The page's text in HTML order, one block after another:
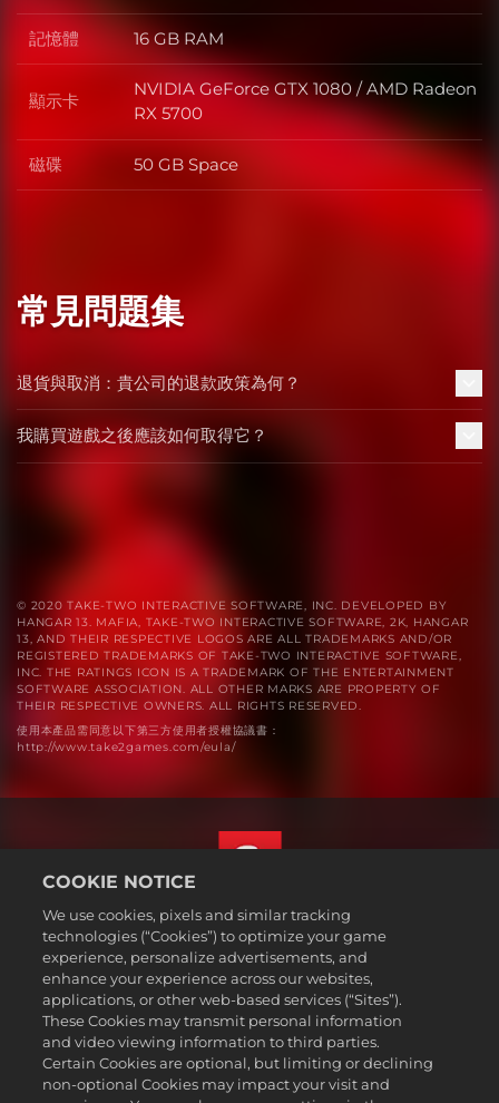
記憶體 記憶體
16 GB RAM
顯示卡 顯示卡
NVIDIA GeForce GTX 1080 / AMD Radeon
RX 5700
磁碟 磁碟
50 GB Space
常見問題集
退貨與取消：貴公司的退款政策為何？
我購買遊戲之後應該如何取得它？
© 2020 TAKE-TWO INTERACTIVE SOFTWARE, INC. DEVELOPED BY
HANGAR 13. MAFIA, TAKE-TWO INTERACTIVE SOFTWARE, 2K, HANGAR
13, AND THEIR RESPECTIVE LOGOS ARE ALL TRADEMARKS AND/OR
REGISTERED TRADEMARKS OF TAKE-TWO INTERACTIVE SOFTWARE,
INC. THE RATINGS ICON IS A TRADEMARK OF THE ENTERTAINMENT
SOFTWARE ASSOCIATION. ALL OTHER MARKS ARE PROPERTY OF
THEIR RESPECTIVE OWNERS. ALL RIGHTS RESERVED.
使用本產品需同意以下第三方使用者授權協議書：
http://www.take2games.com/eula/
法務
隱私權政策
Cookie政策
支援
不可出售或分享我的個人資訊
Order Lookup & Refunds
繁體中文
COOKIE NOTICE
We use cookies, pixels and similar tracking
technologies (“Cookies”) to optimize your game
experience, personalize advertisements, and
enhance your experience across our websites,
applications, or other web-based services (“Sites”).
These Cookies may transmit personal information
and video viewing information to third parties.
Certain Cookies are optional, but limiting or declining
non-optional Cookies may impact your visit and